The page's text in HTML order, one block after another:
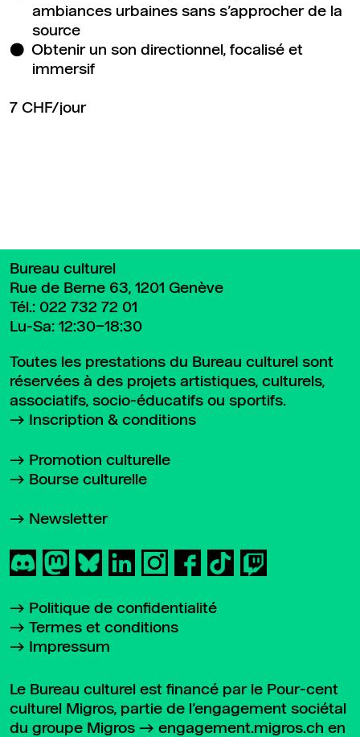
ambiances urbaines sans s’approcher de la
source
Obtenir un son directionnel, focalisé et
immersif
7 CHF/jour
Bureau culturel
Rue de Berne 63, 1201 Genève
Tél.: 022 732 72 01
Lu-Sa: 12:30–18:30
Toutes les prestations du Bureau culturel sont
réservées à des projets artistiques, culturels,
associatifs, socio-éducatifs ou sportifs.
Inscription & conditions
Promotion culturelle
Bourse culturelle
Newsletter
Politique de confidentialité
Termes et conditions
Impressum
Le Bureau culturel est financé par le Pour-cent
culturel Migros, partie de l’engagement sociétal
du groupe Migros
engagement.migros.ch en